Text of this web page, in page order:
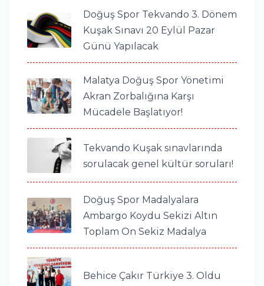
Doğuş Spor Tekvando 3. Dönem
Kuşak Sınavı 20 Eylül Pazar
Günü Yapılacak
Malatya Doğuş Spor Yönetimi
Akran Zorbalığına Karşı
Mücadele Başlatıyor!
Tekvando Kuşak sınavlarında
sorulacak genel kültür soruları!
Doğuş Spor Madalyalara
Ambargo Koydu Sekizi Altın
Toplam On Sekiz Madalya
Behice Çakır Türkiye 3. Oldu